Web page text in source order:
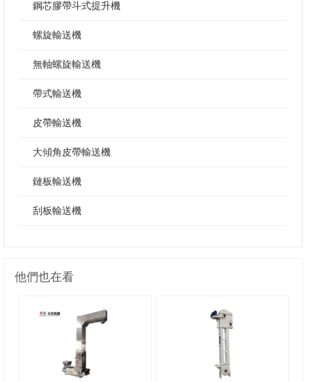
鋼芯膠帶斗式提升機
螺旋輸送機
無軸螺旋輸送機
帶式輸送機
皮帶輸送機
大傾角皮帶輸送機
鏈板輸送機
刮板輸送機
他們也在看